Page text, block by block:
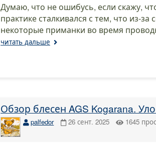
Думаю, что не ошибусь, если скажу,
практике сталкивался с тем, что из-
некоторые приманки во время
читать дальше
Обзор блесен AGS Kogarana.
palfedor 26 сент. 2025 1645